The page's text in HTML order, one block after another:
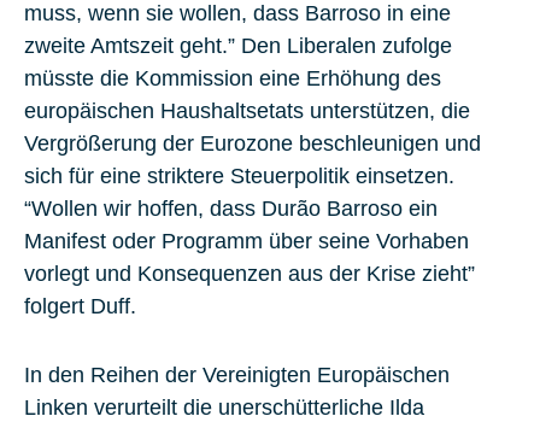
muss, wenn sie wollen, dass Barroso in eine
zweite Amtszeit geht.” Den Liberalen zufolge
müsste die Kommission eine Erhöhung des
europäischen Haushaltsetats unterstützen, die
Vergrößerung der Eurozone beschleunigen und
sich für eine striktere Steuerpolitik einsetzen.
“Wollen wir hoffen, dass Durão Barroso ein
Manifest oder Programm über seine Vorhaben
vorlegt und Konsequenzen aus der Krise zieht”
folgert Duff.
In den Reihen der Vereinigten Europäischen
Linken verurteilt die unerschütterliche Ilda